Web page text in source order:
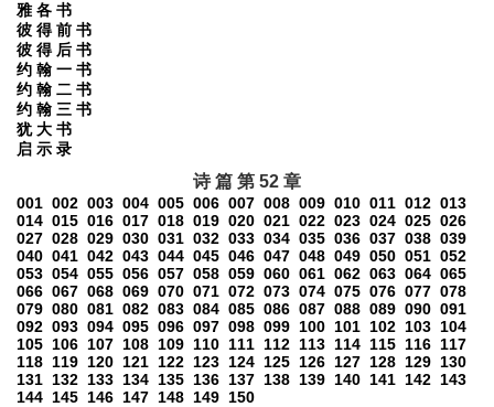
雅 各 书
彼 得 前 书
彼 得 后 书
约 翰 一 书
约 翰 二 书
约 翰 三 书
犹 大 书
启 示 录
诗 篇 第 52 章
001 002 003 004 005 006 007 008 009 010 011 012 013
014 015 016 017 018 019 020 021 022 023 024 025 026
027 028 029 030 031 032 033 034 035 036 037 038 039
040 041 042 043 044 045 046 047 048 049 050 051 052
053 054 055 056 057 058 059 060 061 062 063 064 065
066 067 068 069 070 071 072 073 074 075 076 077 078
079 080 081 082 083 084 085 086 087 088 089 090 091
092 093 094 095 096 097 098 099 100 101 102 103 104
105 106 107 108 109 110 111 112 113 114 115 116 117
118 119 120 121 122 123 124 125 126 127 128 129 130
131 132 133 134 135 136 137 138 139 140 141 142 143
144 145 146 147 148 149 150